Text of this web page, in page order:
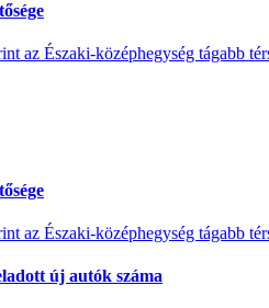
az Északi-középhegység tágabb
az Északi-középhegység tágabb
új autók száma